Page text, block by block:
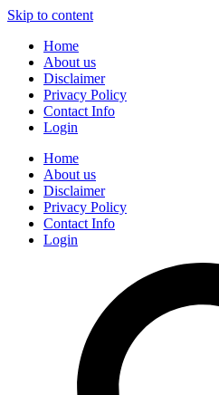
Skip to content
Home
About us
Disclaimer
Privacy Policy
Contact Info
Login
Home
About us
Disclaimer
Privacy Policy
Contact Info
Login